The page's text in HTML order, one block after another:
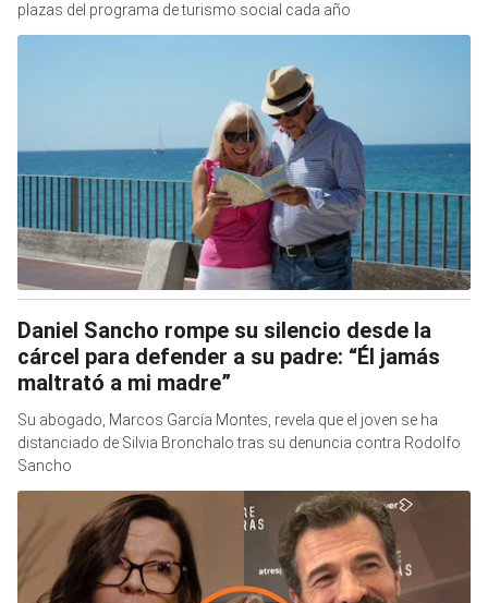
plazas del programa de turismo social cada año
Daniel Sancho rompe su silencio desde la
cárcel para defender a su padre: “Él jamás
maltrató a mi madre”
Su abogado, Marcos García Montes, revela que el joven se ha
distanciado de Silvia Bronchalo tras su denuncia contra Rodolfo
Sancho